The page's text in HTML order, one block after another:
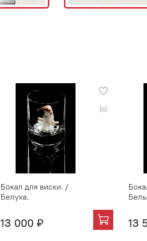
Бокал для виски. /
Белуха.
13 000 ₽ 13